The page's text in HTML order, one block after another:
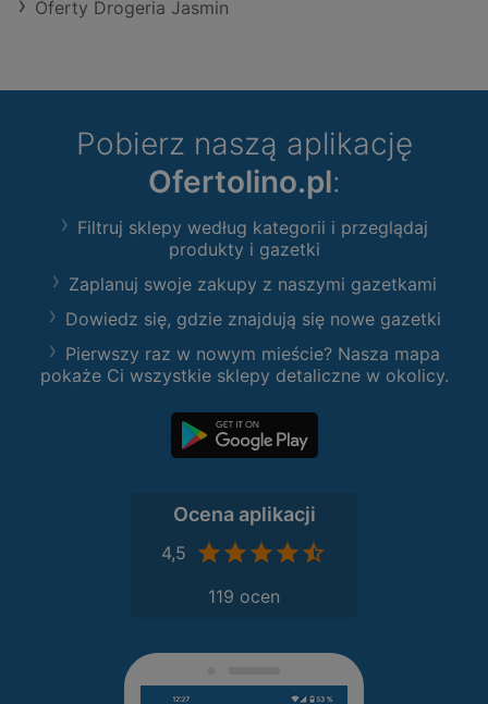
Oferty Drogeria Jasmin
Pobierz naszą aplikację
Ofertolino.pl:
Filtruj sklepy według kategorii i przeglądaj
produkty i gazetki
Zaplanuj swoje zakupy z naszymi gazetkami
Dowiedz się, gdzie znajdują się nowe gazetki
Pierwszy raz w nowym mieście? Nasza mapa
pokaże Ci wszystkie sklepy detaliczne w okolicy.
Ocena aplikacji
4,5
119 ocen